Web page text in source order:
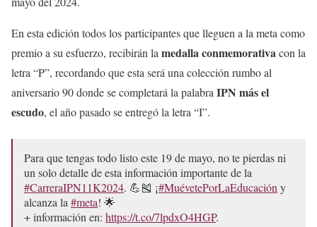
En esta edición todos los participantes que lleguen a la meta como
premio a su esfuerzo, recibirán la medalla conmemorativacon la
letra “P”, recordando que esta será una colección rumbo al
aniversario 90 donde se completará la palabra IPN más el
escudo, el año pasado se entregó la letra “I”.
Para que tengas todo listo este 19 de mayo, no te pierdas ni
un solo detalle de esta información importante de la
#CarreraIPN11K2024. 💪🎽 ¡#MuévetePorLaEducación y
alcanza la #meta! 🌟
+ información en: https://t.co/7lpdxO4HGP.